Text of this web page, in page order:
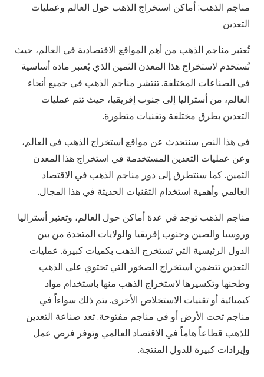
مناجم الذهب: أماكن استخراج الذهب حول العالم وعمليات
التعدين
تُعتبر مناجم الذهب من أهم المواقع الاقتصادية في العالم، حيث
تُستخدم لاستخراج هذا المعدن الثمين الذي يُعتبر مادة أساسية
في الصناعات المختلفة. تنتشر مناجم الذهب في جميع أنحاء
العالم، من أستراليا إلى جنوب إفريقيا، حيث تتم عمليات
التعدين بطرق مختلفة وتقنيات متطورة.
في هذا النص سنتحدث عن مواقع استخراج الذهب في العالم،
وعن عمليات التعدين المستخدمة في استخراج هذا المعدن
الثمين. كما سنتطرق إلى دور مناجم الذهب في الاقتصاد
العالمي وأهمية استخدام التقنيات الحديثة في هذا المجال.
مناجم الذهب توجد في عدة أماكن حول العالم، وتعتبر أستراليا
وروسيا والصين وجنوب إفريقيا والولايات المتحدة من بين
الدول الرئيسية التي تستخرج الذهب بكميات كبيرة. عمليات
التعدين تتضمن استخراج الصخور التي تحتوي على الذهب
وطحنها وتكسيرها لاستخراج الذهب منها باستخدام مواد
كيميائية أو تقنيات الاستخلاص الأخرى. يتم ذلك سواءاً في
مناجم تحت الأرض أو في مناجم مفتوحة. تعد صناعة التعدين
للذهب قطاعاً هاماً في الاقتصاد العالمي وتوفر فرص عمل
وإيرادات كبيرة للدول المنتجة.